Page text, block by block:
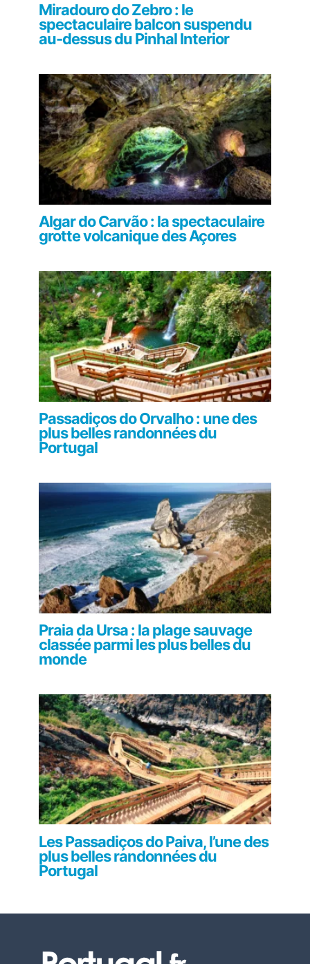
Miradouro do Zebro : le
spectaculaire balcon suspendu
au-dessus du Pinhal Interior
Algar do Carvão : la spectaculaire
grotte volcanique des Açores
Passadiços do Orvalho : une des
plus belles randonnées du
Portugal
Praia da Ursa : la plage sauvage
classée parmi les plus belles du
monde
Les Passadiços do Paiva, l’une des
plus belles randonnées du
Portugal